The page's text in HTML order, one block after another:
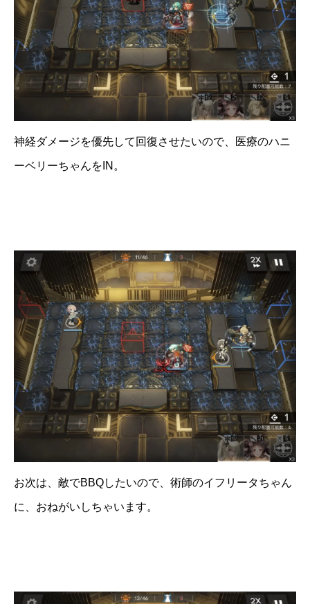
神経ダメージを優先して回復させたいので、医療のハニ
ーベリーちゃんをIN。
お次は、敵でBBQしたいので、術師のイフリータちゃん
に、おねがいしちゃいます。